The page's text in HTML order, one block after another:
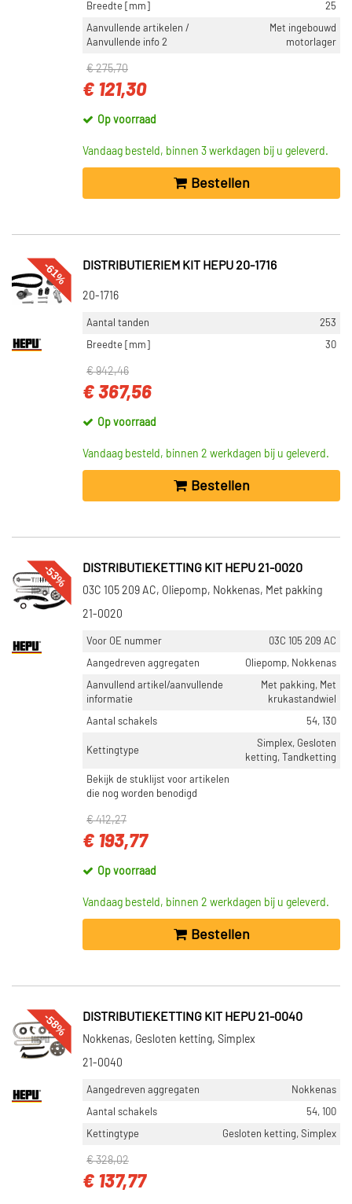
Breedte [mm]
25
Aanvullende artikelen /
Aanvullende info 2
Met ingebouwd
motorlager
€ 275,70
€ 121,30
Op voorraad
Vandaag besteld, binnen 3 werkdagen bij u geleverd.
Bestellen
-61% DISTRIBUTIERIEM KIT HEPU 20-1716
20-1716
Aantal tanden
253
Breedte [mm]
30
€ 942,46
€ 367,56
Op voorraad
Vandaag besteld, binnen 2 werkdagen bij u geleverd.
Bestellen
-53% DISTRIBUTIEKETTING KIT HEPU 21-0020
03C 105 209 AC, Oliepomp, Nokkenas, Met pakking
21-0020
Voor OE nummer
03C 105 209 AC
Aangedreven aggregaten
Oliepomp, Nokkenas
Aanvullend artikel/aanvullende
informatie
Met pakking, Met
krukastandwiel
Aantal schakels
54, 130
Kettingtype
Simplex, Gesloten
ketting, Tandketting
Bekijk de stuklijst voor artikelen
die nog worden benodigd
€ 412,27
€ 193,77
Op voorraad
Vandaag besteld, binnen 2 werkdagen bij u geleverd.
Bestellen
-58% DISTRIBUTIEKETTING KIT HEPU 21-0040
Nokkenas, Gesloten ketting, Simplex
21-0040
Aangedreven aggregaten
Nokkenas
Aantal schakels
54, 100
Kettingtype
Gesloten ketting, Simplex
€ 328,02
€ 137,77